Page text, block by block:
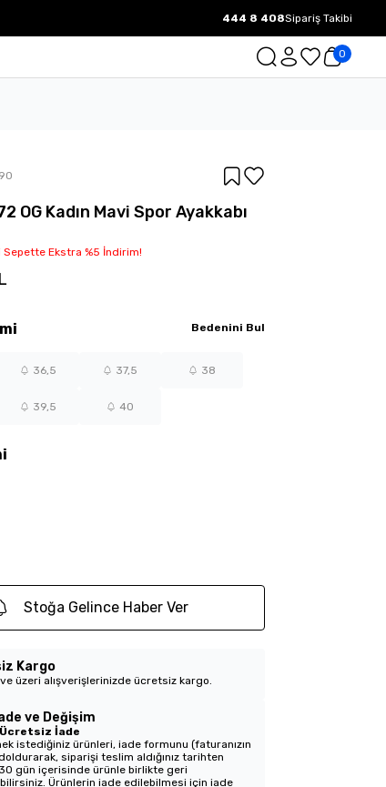
1000 TL ve üzeri Ücretsiz Kargo.
444 8 408Sipariş Takibi
0
OG Kadın Mavi Spor Ayakkabı
Sepette Ekstra %5 İndirim!
Bedenini Bul
36,5 37,5 38
39,5 40
Stoğa Gelince Haber Ver
Kargo
üzeri alışverişlerinizde ücretsiz kargo.
ve Değişim
İade
istediğiniz ürünleri, iade formunu (faturanızın
siparişi teslim aldığınız tarihten
gün içerisinde ürünle birlikte geri
Ürünlerin iade edilebilmesi için iade